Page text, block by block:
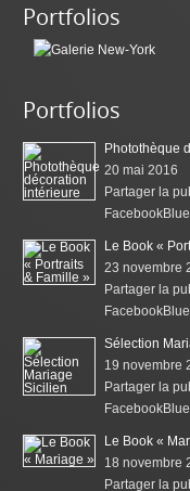
Portfolios
Portfolios
Photothèque
20 mai 2016
Partager la
Le Book «
23 novembre
Partager la
Sélection
19 novembre
Partager la
Le Book «
18 novembre
Partager la